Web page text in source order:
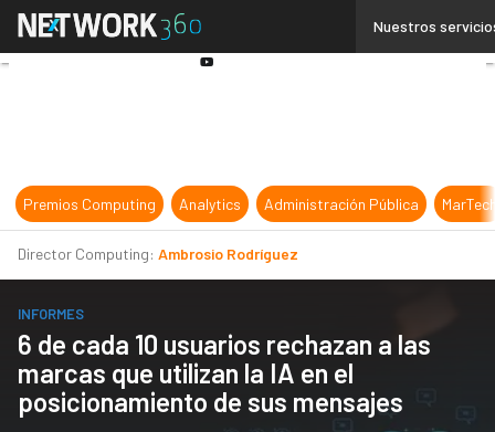
Nuestros
Premios Computing Analytics Administración Pública
Director Computing: Ambrosio Rodríguez
INFORMES
6 de cada 10 usuarios rechazan a las
marcas que utilizan la IA en el
posicionamiento de sus mensajes